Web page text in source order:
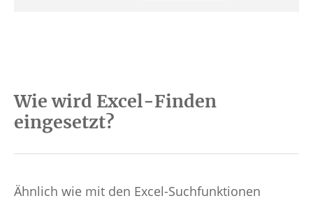
Wie wird Excel-Finden
eingesetzt?
Ähnlich wie mit den Excel-Suchfunktionen